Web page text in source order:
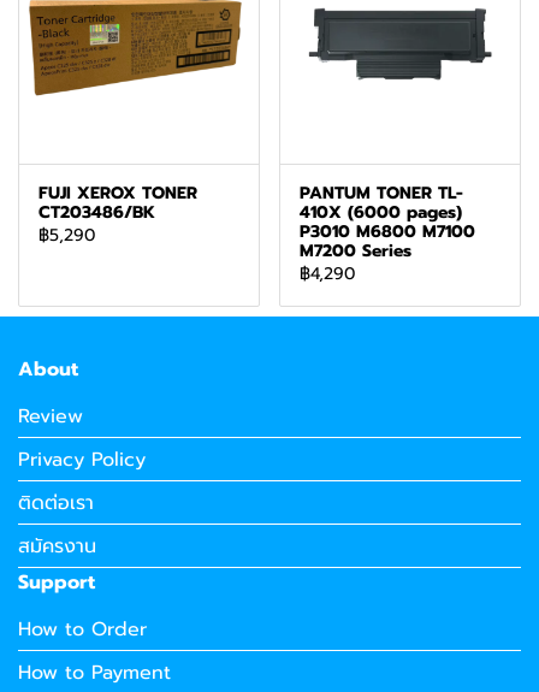
FUJI XEROX TONER
CT203486/BK
฿5,290
PANTUM TONER TL-
410X (6000 pages)
P3010 M6800 M7100
M7200 Series
฿4,290
About
Review
Privacy Policy
ติดต่อเรา
สมัครงาน
Support
How to Order
How to Payment